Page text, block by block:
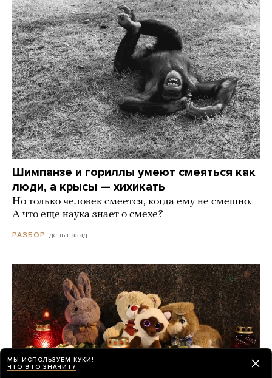
Шимпанзе и гориллы умеют смеяться как
люди, а крысы — хихикать
Но только человек смеется, когда ему не смешно.
А что еще наука знает о смехе?
РАЗБОР день назад
МЫ ИСПОЛЬЗУЕМ КУКИ!
ЧТО ЭТО ЗНАЧИТ?